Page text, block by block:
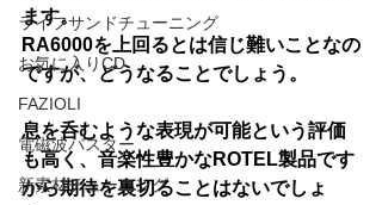
ライフサンドチューニング
お気に入りCD
FAZIOLI
電磁波バスター
新素材チューニング
ます。
RA6000を上回るとは信じ難いことなの
ですが、どうなることでしょう。
息を呑むような表現が可能という評価
も高く、音楽性豊かなROTEL製品です
から期待を裏切ることはないでしょ